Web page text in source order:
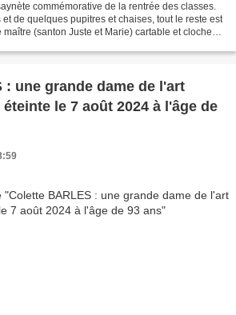
commémorative de la rentrée des classes.
de quelques pupitres et chaises, tout le reste est
(santon Juste et Marie) cartable et cloche à
: une grande dame de l'art
le 7 août 2024 à l'âge de